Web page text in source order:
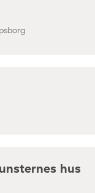
hus